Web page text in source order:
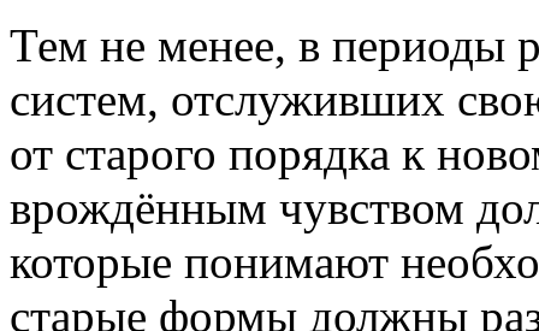
Тем не менее, в периоды
систем, отслуживших
от старого порядка к
врождённым чувством
которые понимают
старые формы должны